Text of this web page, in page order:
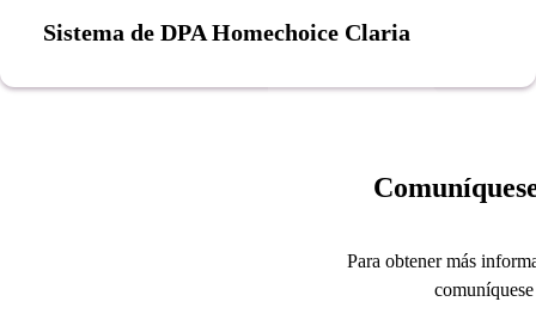
Sistema de DPA Homechoice Claria
Para obtener más